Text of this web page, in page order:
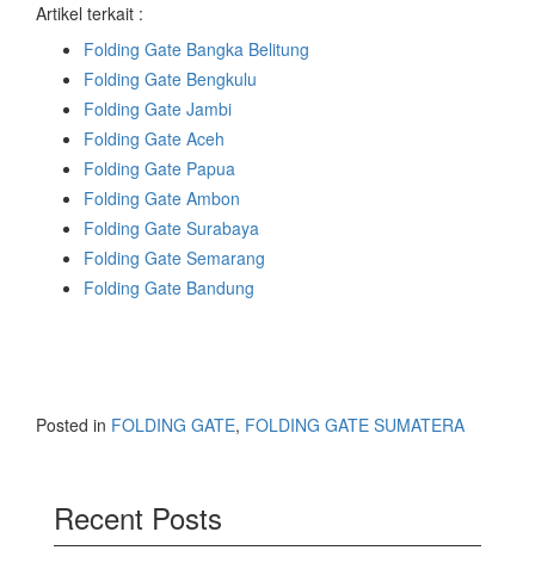
Artikel terkait :
Folding Gate Bangka Belitung
Folding Gate Bengkulu
Folding Gate Jambi
Folding Gate Aceh
Folding Gate Papua
Folding Gate Ambon
Folding Gate Surabaya
Folding Gate Semarang
Folding Gate Bandung
Posted in FOLDING GATE, FOLDING GATE SUMATERA
Recent Posts